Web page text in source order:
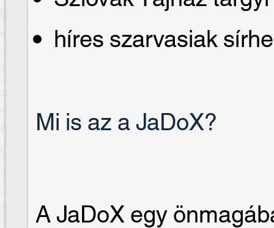
híres szarvasiak
Mi is az a JaDoX?
A JaDoX egy